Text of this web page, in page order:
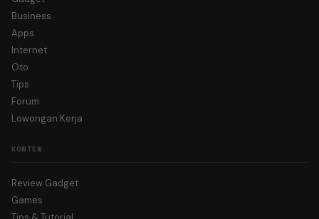
Business
Apps
Internet
Oto
Tips
Forum
Lowongan Kerja
KONTEN
Review Gadget
Games